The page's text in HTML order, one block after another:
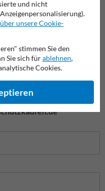
Schilder
und nicht
unsere Cookie-
stimmen Sie den
Sie sich fürablehnen,
Cookies.